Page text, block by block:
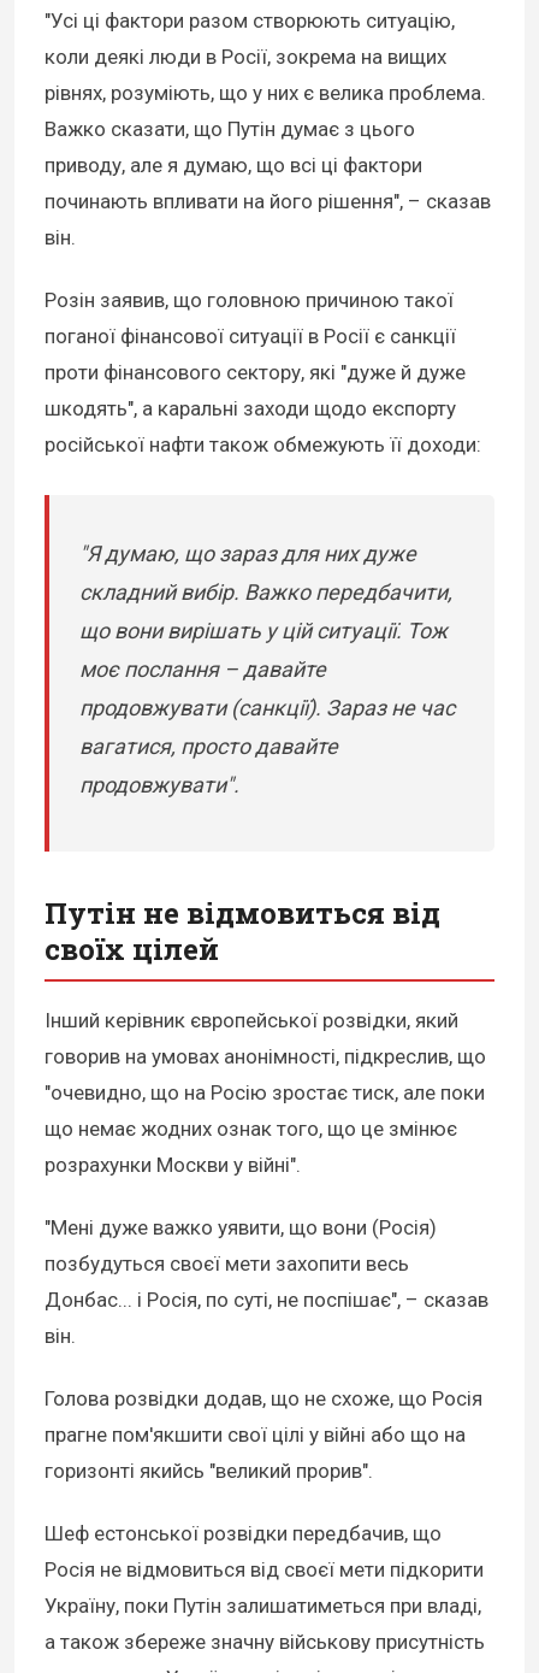
"Усі ці фактори разом створюють ситуацію,
коли деякі люди в Росії, зокрема на вищих
рівнях, розуміють, що у них є велика проблема.
Важко сказати, що Путін думає з цього
приводу, але я думаю, що всі ці фактори
починають впливати на його рішення", – сказав
він.
Розін заявив, що головною причиною такої
поганої фінансової ситуації в Росії є санкції
проти фінансового сектору, які "дуже й дуже
шкодять", а каральні заходи щодо експорту
російської нафти також обмежують її доходи:
"Я думаю, що зараз для них дуже
складний вибір. Важко передбачити,
що вони вирішать у цій ситуації. Тож
моє послання – давайте
продовжувати (санкції). Зараз не час
вагатися, просто давайте
продовжувати".
Путін не відмовиться від
своїх цілей
Інший керівник європейської розвідки, який
говорив на умовах анонімності, підкреслив, що
"очевидно, що на Росію зростає тиск, але поки
що немає жодних ознак того, що це змінює
розрахунки Москви у війні".
"Мені дуже важко уявити, що вони (Росія)
позбудуться своєї мети захопити весь
Донбас... і Росія, по суті, не поспішає", – сказав
він.
Голова розвідки додав, що не схоже, що Росія
прагне пом'якшити свої цілі у війні або що на
горизонті якийсь "великий прорив".
Шеф естонської розвідки передбачив, що
Росія не відмовиться від своєї мети підкорити
Україну, поки Путін залишатиметься при владі,
а також збереже значну військову присутність